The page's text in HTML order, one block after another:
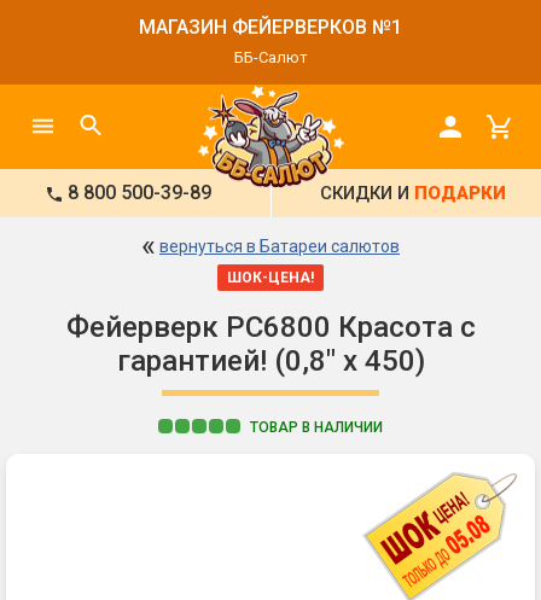
МАГАЗИН ФЕЙЕРВЕРКОВ №1
ББ-Салют
8 800 500-39-89 СКИДКИ И ПОДАРКИ
« вернуться в Батареи салютов
ШОК-ЦЕНА!
Фейерверк РС6800 Красота с
гарантией! (0,8" х 450)
ТОВАР В НАЛИЧИИ